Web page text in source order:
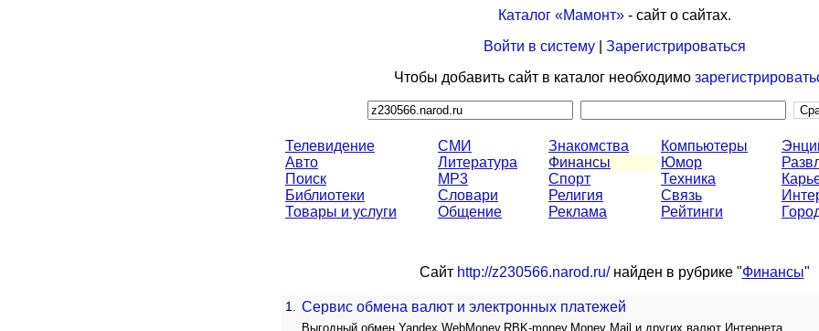
Каталог «Мамонт»- сайт о сайтах.
Войти в систему| Зарегистрироваться
Чтобы добавить сайт в каталог необходимо
Телевидение
Авто
Поиск
Библиотеки
Товары и услуги
СМИ
Литература
MP3
Словари
Общение
Знакомства
Финансы
Спорт
Религия
Реклама
Компьютеры
Юмор
Техника
Связь
Рейтинги
Сайт http://z230566.narod.ru/найден в рубрике "Финансы"
1. Сервис обмена валют и электронных платежей
Выгодный обмен Yandex,WebMoney,RBK-money,Money Mail и других валют Интернета.